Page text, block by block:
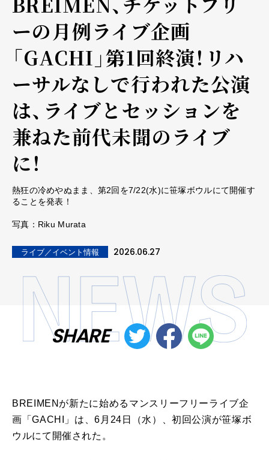
ーの月例ライブ企画
「GACHI」第1回終演！リハ
ーサルなしで行われた公演
は、ライブとセッションを
兼ねた前代未聞のライブ
に！
熱狂の冷めやぬまま、第2回を7/22(水)に笹塚ボウルにて開催す
ることを発表！
写真：Riku Murata
ライブ／イベント情報 2026.06.27
SHARE
BREIMENが新たに始めるマンスリーフリーライブ企
画「GACHI」は、6月24日（水）、初回公演が笹塚ボ
ウルにて開催された。